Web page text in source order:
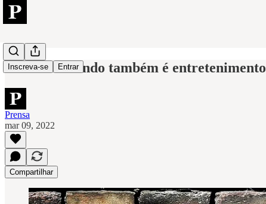
Inscreva-se Entrar
O fim do mundo também é entretenimento
Prensa
mar 09, 2022
Compartilhar